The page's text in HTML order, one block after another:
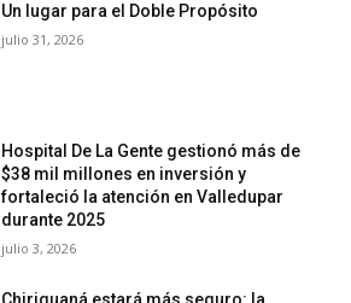
Un lugar para el Doble Propósito
julio 31, 2026
Hospital De La Gente gestionó más de
$38 mil millones en inversión y
fortaleció la atención en Valledupar
durante 2025
julio 3, 2026